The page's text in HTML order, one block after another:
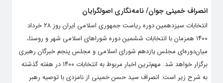
انصراف خمینی جوان/ نامه‌نگاری اصولگرایان
انتخابات سیزدهمین دوره ریاست جمهوری اسلامی ایران روز ۲۸ خرداد
۱۴۰۰ همزمان با انتخابات ششمین دوره شوراهای اسلامی شهر و روستا،
میان‌دوره‌ای مجلس یازدهم شورای اسلامی و مجلس پنجم خبرگان رهبری
برگزار خواهد شد. مهم‌ترین اخبار مربوط به انتخابات ۱۴۰۰ در هفته گذشته
به شرح زیر است: انصراف سید حسن خمینی از نامزدی با توصیه رهبر